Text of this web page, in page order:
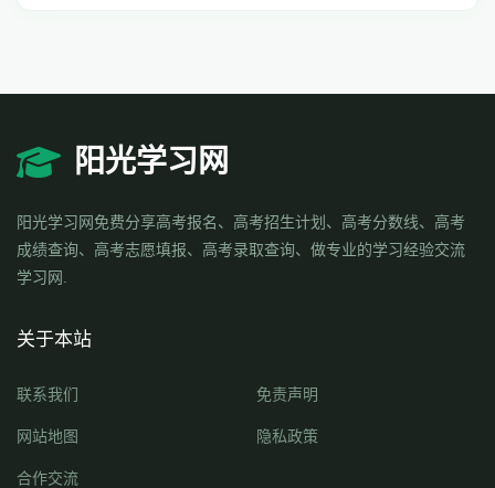
阳光学习网
阳光学习网免费分享高考报名、高考招生计划、高考分数线、高考
成绩查询、高考志愿填报、高考录取查询、做专业的学习经验交流
学习网.
关于本站
联系我们 免责声明
网站地图 隐私政策
合作交流